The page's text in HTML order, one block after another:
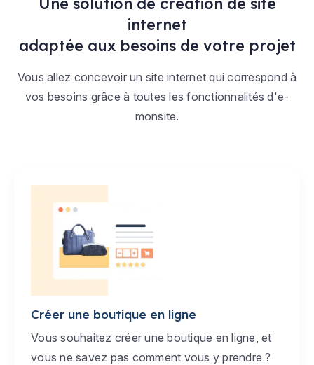
internet
adaptée aux besoins de votre projet
Vous allez concevoir un site internet qui correspond à
vos besoins grâce à toutes les fonctionnalités d'e-
monsite.
Créer une boutique en ligne
Vous souhaitez créer une boutique en ligne, et
vous ne savez pas comment vous y prendre ?